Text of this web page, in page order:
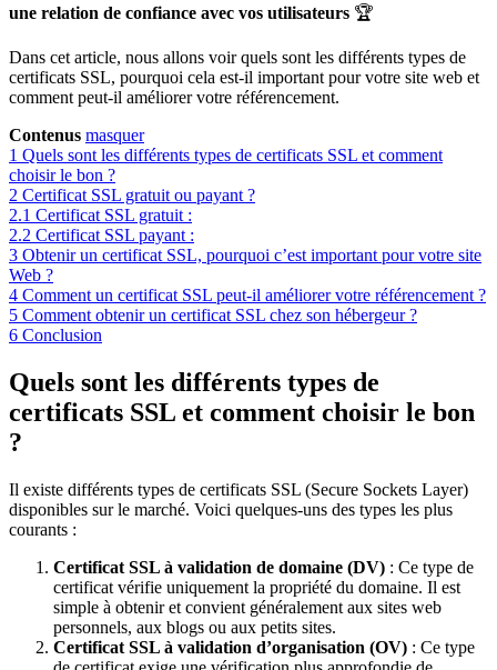
une relation de confiance avec vos utilisateurs 🏆
Dans cet article, nous allons voir quels sont les différents types de
certificats SSL, pourquoi cela est-il important pour votre site web et
comment peut-il améliorer votre référencement.
Contenus masquer
1 Quels sont les différents types de certificats SSL et comment
choisir le bon ?
2 Certificat SSL gratuit ou payant ?
2.1 Certificat SSL gratuit :
2.2 Certificat SSL payant :
3 Obtenir un certificat SSL, pourquoi c’est important pour votre site
Web ?
4 Comment un certificat SSL peut-il améliorer votre référencement ?
5 Comment obtenir un certificat SSL chez son hébergeur ?
6 Conclusion
Quels sont les différents types de
certificats SSL et comment choisir le bon
?
Il existe différents types de certificats SSL (Secure Sockets Layer)
disponibles sur le marché. Voici quelques-uns des types les plus
courants :
Certificat SSL à validation de domaine (DV) : Ce type de
certificat vérifie uniquement la propriété du domaine. Il est
simple à obtenir et convient généralement aux sites web
personnels, aux blogs ou aux petits sites.
Certificat SSL à validation d’organisation (OV) : Ce type